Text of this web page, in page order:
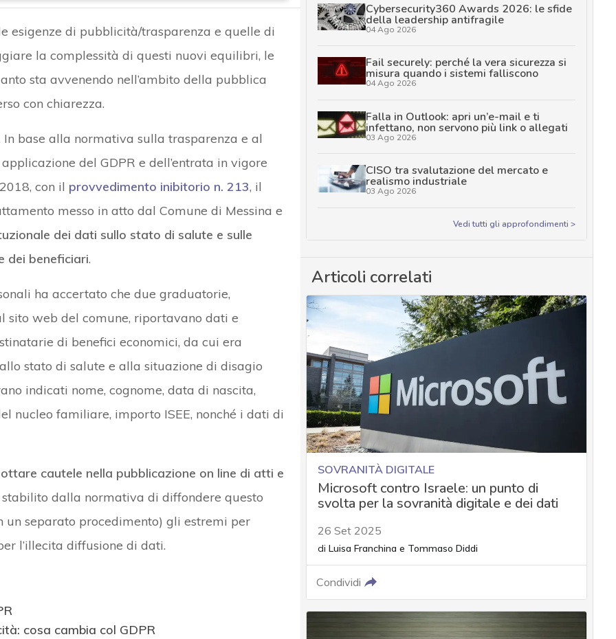
di pubblicità/trasparenza e quelle di
la complessità di questi nuovi equilibri, le
sta avvenendo nell’ambito della pubblica
con chiarezza.
base alla normativa sulla trasparenza e al
del GDPR e dell’entrata in vigore
con il provvedimento inibitorio n. 213, il
messo in atto dal Comune di Messina e
dei dati sullo stato di salute e sulle
dei beneficiari.
ha accertato che due graduatorie,
web del comune, riportavano dati e
di benefici economici, da cui era
stato di salute e alla situazione di disagio
indicati nome, cognome, data di nascita,
nucleo familiare, importo ISEE, nonché i dati di
cautele nella pubblicazione on line di atti e
dalla normativa di diffondere questo
separato procedimento) gli estremi per
l’illecita diffusione di dati.
cosa cambia col GDPR
Cybersecurity360 Awards 2026: le sfide
della leadership antifragile
04 Ago 2026
Fail securely: perché la vera sicurezza si
misura quando i sistemi falliscono
04 Ago 2026
Falla in Outlook: apri un’e-mail e ti
infettano, non servono più link o allegati
03 Ago 2026
CISO tra svalutazione del mercato e
realismo industriale
03 Ago 2026
Vedi tutti gli approfondimenti >
Articoli correlati
SOVRANITÀ DIGITALE
Microsoft contro Israele: un punto di
svolta per la sovranità digitale e dei dati
26 Set 2025
di Luisa Franchina e Tommaso Diddi
Condividi